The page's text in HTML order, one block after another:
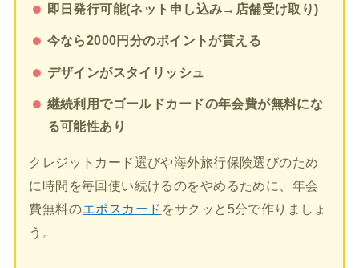
即日発行可能(ネット申し込み→店舗受け取り)
今なら2000円分のポイントが貰える
デザインがスタイリッシュ
継続利用でゴールドカードの年会費が無料にな
る可能性あり
クレジットカード選びや海外旅行保険選びのため
に時間を毎回使い続けるのをやめるために、年会
費無料のエポスカード をサクッと5分で作りましょ
う。